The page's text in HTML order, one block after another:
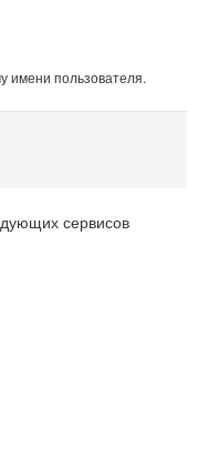
имени пользователя.
сервисов